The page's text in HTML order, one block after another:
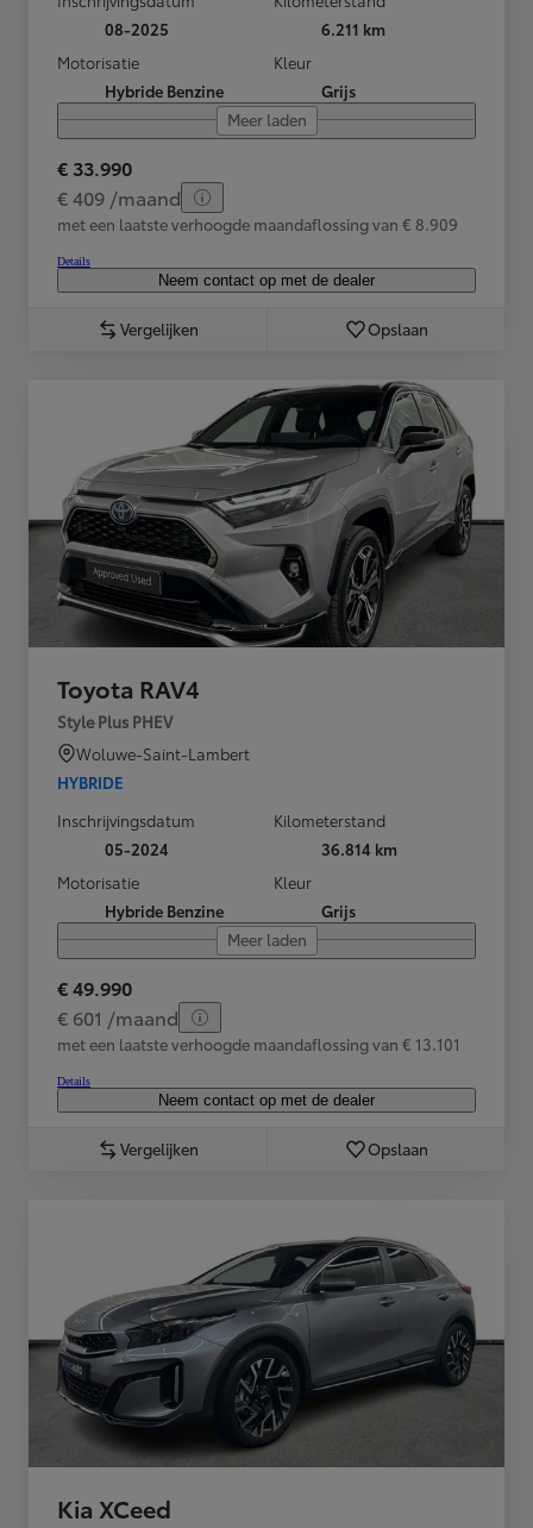
08-2025
6.211 km
Motorisatie
Hybride Benzine
Kleur
Grijs
Meer laden
€ 33.990
€ 409 /maand
met een laatste verhoogde maandaflossing van € 8.909
Details
Neem contact op met de dealer
Vergelijken Opslaan
Toyota RAV4
Style Plus PHEV
Woluwe-Saint-Lambert
HYBRIDE
Inschrijvingsdatum
05-2024
Kilometerstand
36.814 km
Motorisatie
Hybride Benzine
Kleur
Grijs
Meer laden
€ 49.990
€ 601 /maand
met een laatste verhoogde maandaflossing van € 13.101
Details
Neem contact op met de dealer
Vergelijken Opslaan
Kia XCeed